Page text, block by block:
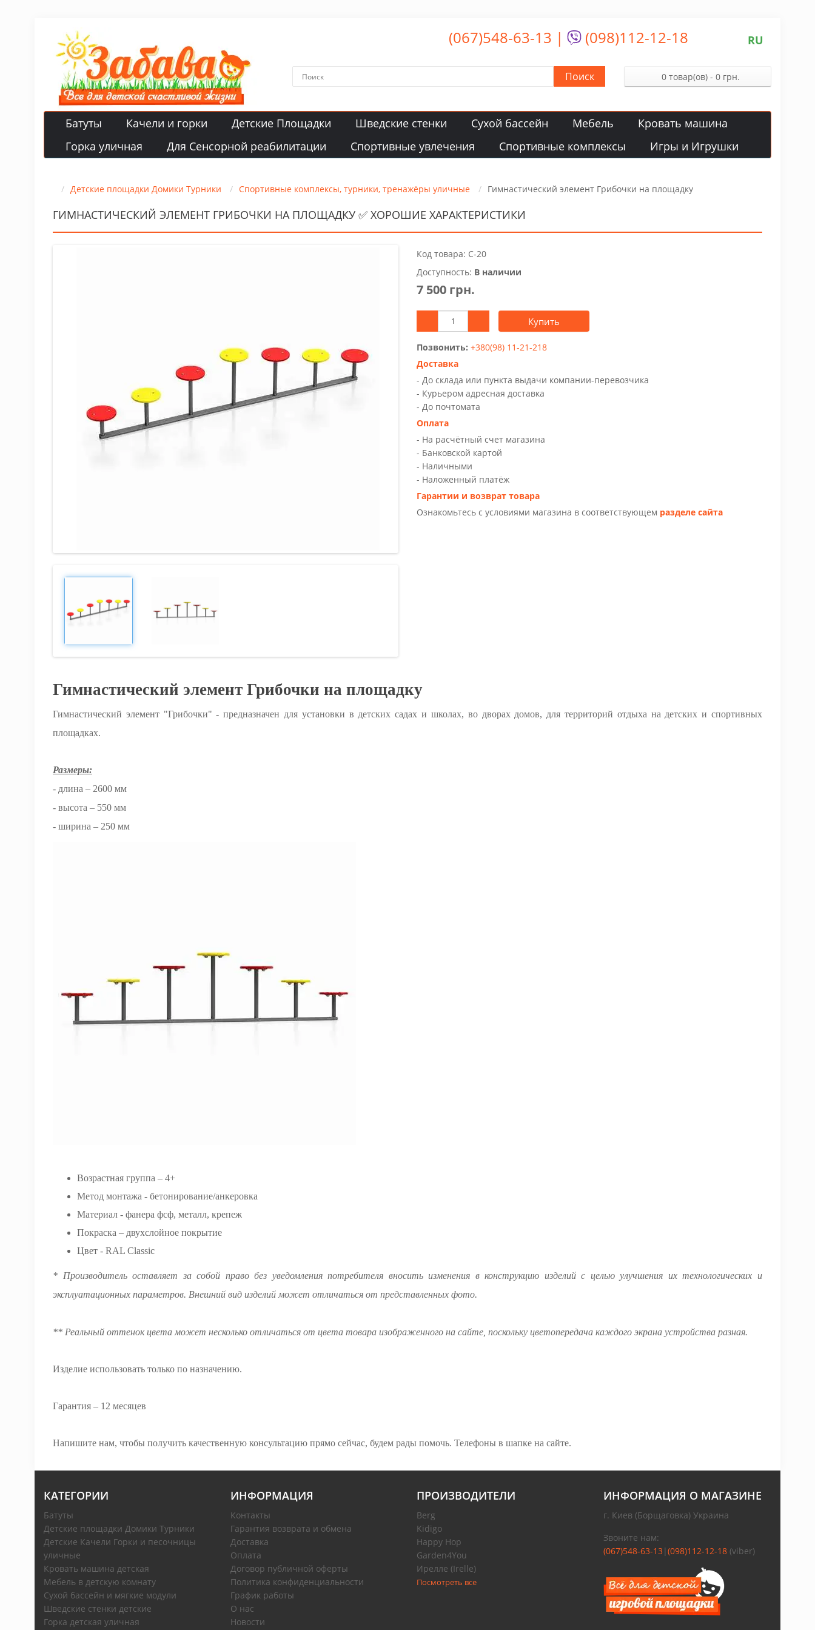
(067)548-63-13 | (098)112-12-18 RU
Поиск 0 товар(ов) - 0 грн.
Батуты Качели и горки Детские Площадки Шведские стенки Сухой бассейн Мебель
Кровать машина
Горка уличная
Для Сенсорной реабилитации Спортивные увлечения Спортивные комплексы Игры и Игрушки
Детские площадки Домики Турники Спортивные комплексы, турники, тренажёры уличные Гимнастический элемент Грибочки на площадку
ГИМНАСТИЧЕСКИЙ ЭЛЕМЕНТ ГРИБОЧКИ НА ПЛОЩАДКУ ✅ ХОРОШИЕ ХАРАКТЕРИСТИКИ
Код товара: C-20
Доступность: В наличии
7 500 грн.
Купить
Позвонить: +380(98) 11-21-218
Доставка
- До склада или пункта выдачи компании-перевозчика
- Курьером адресная доставка
- До почтомата
Оплата
- На расчётный счет магазина
- Банковской картой
- Наличными
- Наложенный платёж
Гарантии и возврат товара
Ознакомьтесь с условиями магазина в соответствующем разделе сайта
Гимнастический элемент Грибочки на площадку
Гимнастический элемент "Грибочки" - предназначен для установки в детских садах и школах, во дворах домов, для территорий отдыха на детских и спортивных
площадках.
Размеры:
- длина – 2600 мм
- высота – 550 мм
- ширина – 250 мм
Возрастная группа – 4+
Метод монтажа - бетонирование/анкеровка
Материал - фанера фсф, металл, крепеж
Покраска – двухслойное покрытие
Цвет - RAL Classic
* Производитель оставляет за собой право без уведомления потребителя вносить изменения в конструкцию изделий с целью улучшения их технологических и
эксплуатационных параметров. Внешний вид изделий может отличаться от представленных фото.
** Реальный оттенок цвета может несколько отличаться от цвета товара изображенного на сайте, поскольку цветопередача каждого экрана устройства разная.
Изделие использовать только по назначению.
Гарантия – 12 месяцев
Напишите нам, чтобы получить качественную консультацию прямо сейчас, будем рады помочь. Телефоны в шапке на сайте.
КАТЕГОРИИ
Батуты
Детские площадки Домики Турники
Детские Качели Горки и песочницы
уличные
Кровать машина детская
Мебель в детскую комнату
Сухой бассейн и мягкие модули
Шведские стенки детские
Горка детская уличная
ИНФОРМАЦИЯ
Контакты
Гарантия возврата и обмена
Доставка
Оплата
Договор публичной оферты
Политика конфиденциальности
График работы
О нас
Новости
ПРОИЗВОДИТЕЛИ
Berg
Kidigo
Happy Hop
Garden4You
Ирелле (Irelle)
Посмотреть все
ИНФОРМАЦИЯ О МАГАЗИНЕ
г. Киев (Борщаговка) Украина
Звоните нам:
(067)548-63-13| (098)112-12-18(viber)